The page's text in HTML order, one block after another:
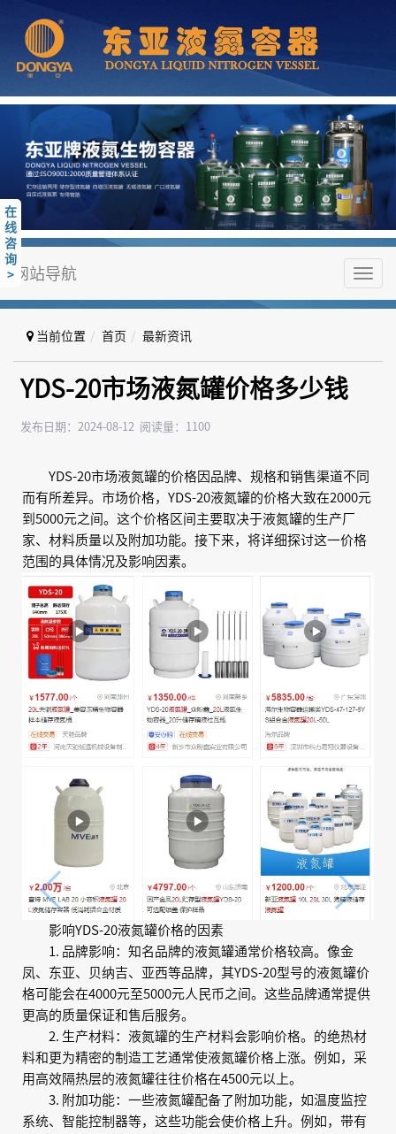
网站导航
当前位置 首页 最新资讯
YDS-20市场液氮罐价格多少钱
发布日期：2024-08-12 阅读量：1100
YDS-20市场液氮罐的价格因品牌、规格和销售渠道不同
而有所差异。市场价格，YDS-20液氮罐的价格大致在2000元
到5000元之间。这个价格区间主要取决于液氮罐的生产厂
家、材料质量以及附加功能。接下来，将详细探讨这一价格
范围的具体情况及影响因素。
影响YDS-20液氮罐价格的因素
1. 品牌影响：知名品牌的液氮罐通常价格较高。像金
凤、东亚、贝纳吉、亚西等品牌，其YDS-20型号的液氮罐价
格可能会在4000元至5000元人民币之间。这些品牌通常提供
更高的质量保证和售后服务。
2. 生产材料：液氮罐的生产材料会影响价格。的绝热材
料和更为精密的制造工艺通常使液氮罐价格上涨。例如，采
用高效隔热层的液氮罐往往价格在4500元以上。
3. 附加功能：一些液氮罐配备了附加功能，如温度监控
系统、智能控制器等，这些功能会使价格上升。例如，带有
在
线
咨
询
>